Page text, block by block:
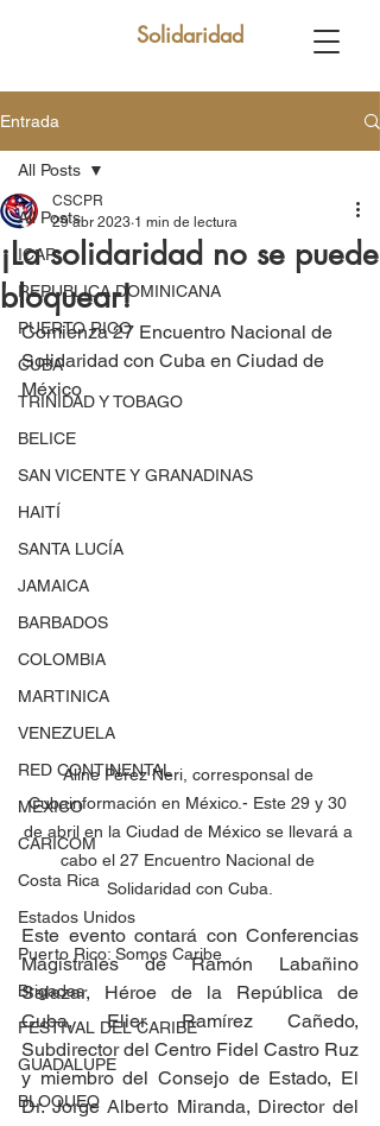
Solidaridad
Entrada
All Posts
ICAP
REPUBLICA DOMINICANA
PUERTO RICO
CUBA
TRINIDAD Y TOBAGO
BELICE
SAN VICENTE Y GRANADINAS
HAITÍ
SANTA LUCÍA
JAMAICA
BARBADOS
COLOMBIA
MARTINICA
VENEZUELA
RED CONTINENTAL
MEXICO
CARICOM
Costa Rica
Estados Unidos
Puerto Rico: Somos Caribe
Brigadas
FESTIVAL DEL CARIBE
GUADALUPE
BLOQUEO
All Posts
¡La solidaridad no se puede
bloquear!
CSCPR
29 abr 2023 1 min de lectura
Comienza 27 Encuentro Nacional de
Solidaridad con Cuba en Ciudad de
México
Aline Pérez Neri, corresponsal de
Cubainformación en México.- Este 29 y 30
de abril en la Ciudad de México se llevará a
cabo el 27 Encuentro Nacional de
Solidaridad con Cuba.
Este evento contará con Conferencias
Magistrales de Ramón Labañino
Salazar, Héroe de la República de
Cuba, Elier Ramírez Cañedo,
Subdirector del Centro Fidel Castro Ruz
y miembro del Consejo de Estado, El
Dr. Jorge Alberto Miranda, Director del